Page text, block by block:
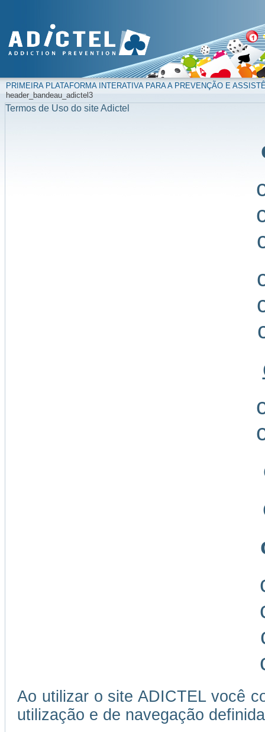
PRIMEIRA PLATAFORMA INTERATIVA PARA A PREVENÇÃO E
header_bandeau_adictel3
Termos de Uso do site Adictel
Ao utilizar o site ADICTEL você
utilização e de navegação